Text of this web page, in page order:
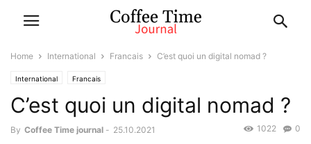
Home International Francais C’est quoi un digital nomad ?
International Francais
C’est quoi un digital nomad ?
By Coffee Time journal - 25.10.2021 0
1022